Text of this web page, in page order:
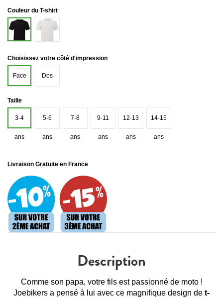
Couleur du T-shirt
Noir
Blanc
Choisissez votre côté d'impression
Face Dos
Taille
3-4
ans
5-6
ans
7-8
ans
9-11
ans
12-13
ans
14-15
ans
Livraison Gratuite en France
Description
Comme son papa, votre fils est passionné de moto !
Joebikers a pensé à lui avec ce magnifique design de t-